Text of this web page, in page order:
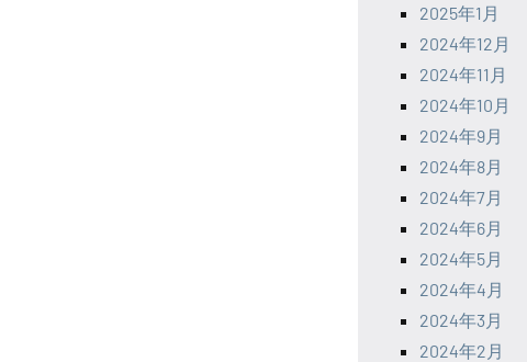
2025年1月
2024年12月
2024年11月
2024年10月
2024年9月
2024年8月
2024年7月
2024年6月
2024年5月
2024年4月
2024年3月
2024年2月